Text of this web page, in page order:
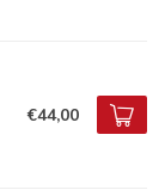
€44,00